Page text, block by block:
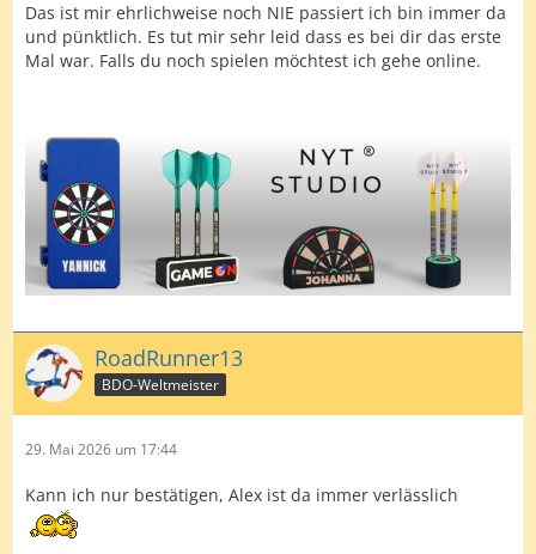
Das ist mir ehrlichweise noch NIE passiert ich bin immer da
und pünktlich. Es tut mir sehr leid dass es bei dir das erste
Mal war. Falls du noch spielen möchtest ich gehe online.
RoadRunner13
BDO-Weltmeister
29. Mai 2026 um 17:44
Kann ich nur bestätigen, Alex ist da immer verlässlich